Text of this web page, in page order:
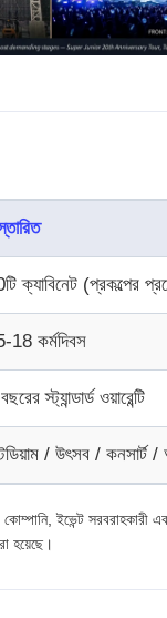
ক্যাবিনেট (প্রকল্পের
18 কর্মদিবস
স্ট্যান্ডার্ড ওয়ারেন্টি
/ উৎসব / কনসার্ট
ইভেন্ট সরবরাহকারী
হয়েছে।